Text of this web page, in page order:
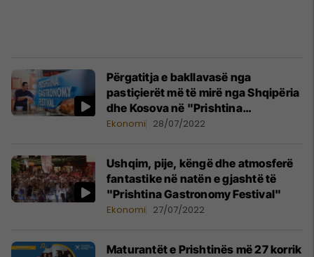
Përgatitja e bakllavasë nga
pastiçierët më të mirë nga Shqipëria
dhe Kosova në "Prishtina
Gastronomy Festival"
Ekonomi 28/07/2022
Ushqim, pije, këngë dhe atmosferë
fantastike në natën e gjashtë të
"Prishtina Gastronomy Festival"
Ekonomi 27/07/2022
Maturantët e Prishtinës më 27 korrik